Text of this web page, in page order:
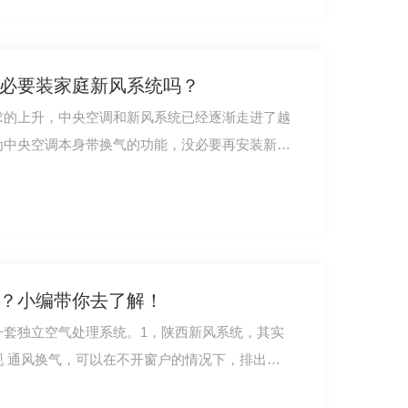
要装家庭新风系统吗？
上升，中央空调和新风系统已经逐渐走进了越
央空调本身带换气的功能，没必要再安装新风
小编带你去了解！
独立空气处理系统。1，陕西新风系统，其实
风换气，可以在不开窗户的情况下，排出浊